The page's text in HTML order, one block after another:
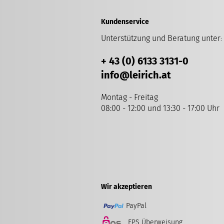
Kundenservice
Unterstützung und Beratung unter:
+ 43 (0) 6133 3131-0
info@leirich.at
Montag - Freitag
08:00 - 12:00 und 13:30 - 17:00 Uhr
Wir akzeptieren
PayPal